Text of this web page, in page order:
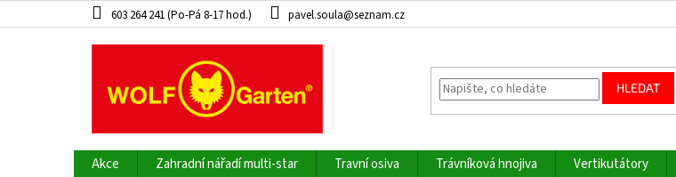
na
603 264 241 (Po-Pá 8-17 hod.) pavel.soula@seznam.cz
HLEDAT
Akce Zahradní nářadí multi-star Travní osiva Trávníková hnojiva Vertikutátory